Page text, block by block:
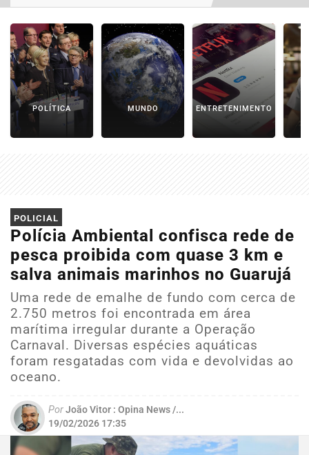
POLÍTICA MUNDO ENTRETENIMENTO
POLICIAL
Polícia Ambiental confisca rede de
pesca proibida com quase 3 km e
salva animais marinhos no Guarujá
Uma rede de emalhe de fundo com cerca de
2.750 metros foi encontrada em área
marítima irregular durante a Operação
Carnaval. Diversas espécies aquáticas
foram resgatadas com vida e devolvidas ao
oceano.
PorJoão Vitor : Opina News /...
19/02/2026 17:35